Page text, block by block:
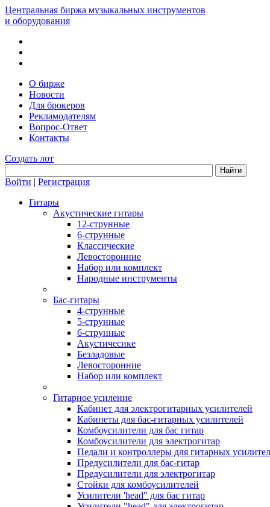
Центральная биржа музыкальных инструментов
и оборудования
О бирже
Новости
Для брокеров
Рекламодателям
Вопрос-Ответ
Контакты
Создать лот
Войти | Регистрация
Гитары
Акустические гитары
12-струнные
6-струнные
Классические
Левосторонние
Набор или комплект
Народные инструменты
Бас-гитары
4-струнные
5-струнные
6-струнные
Акустичесике
Безладовые
Левосторонние
Набор или комплект
Гитарное усиление
Кабинет для электрогитарных усилителей
Кабинеты для бас-гитарных усилителей
Комбоусилители для бас гитар
Комбоусилители для электрогитар
Педали и контроллеры для гитарных
Предусилители для бас-гитар
Предусилители для электрогитар
Стойки для комбоусилителей
Усилители 'head" для бас гитар